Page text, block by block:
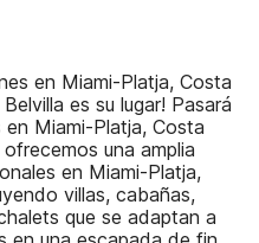
en Miami-Platja, Costa
es su lugar! Pasará
Miami-Platja, Costa
una amplia
en Miami-Platja,
villas, cabañas,
que se adaptan a